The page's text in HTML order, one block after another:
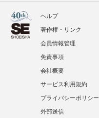
ヘルプ
著作権・リンク
会員情報管理
免責事項
会社概要
サービス利用規約
プライバシーポリシー
外部送信